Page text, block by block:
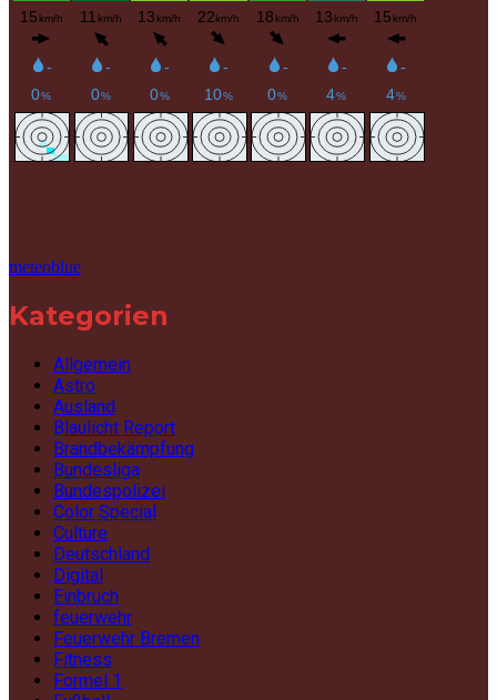
meteoblue
Kategorien
Allgemein
Astro
Ausland
Blaulicht Report
Brandbekämpfung
Bundesliga
Bundespolizei
Color Special
Culture
Deutschland
Digital
Einbruch
feuerwehr
Feuerwehr Bremen
Fitness
Formel 1